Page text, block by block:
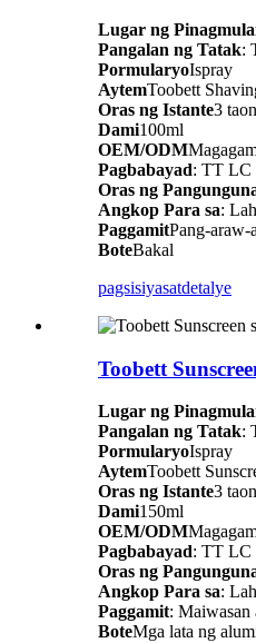
Lugar ng
Pangalan ng Tatak:
PormularyoIspray
AytemToobett
Oras ng Istante3 taon
Dami100ml
OEM/ODM
Pagbabayad: TT LC
Oras ng
Angkop Para sa:
PaggamitPang-araw-
BoteBakal
pagsisiyasatdetalye
Toobett
Lugar ng
Pangalan ng Tatak:
PormularyoIspray
AytemToobett
Oras ng Istante3 taon
Dami150ml
OEM/ODM
Pagbabayad: TT LC
Oras ng
Angkop Para sa:
Paggamit: Maiwasan
BoteMga lata ng